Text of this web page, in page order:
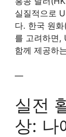
실질적으로
다. 한국 원
를 고려하면,
함께 제공하
—
실전
상: 나